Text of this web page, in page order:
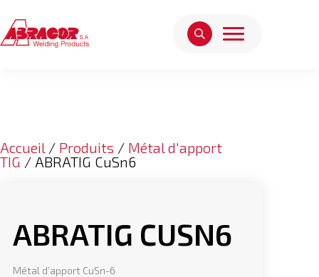
Accueil / Produits / Métal d'apport
TIG / ABRATIG CuSn6
ABRATIG CUSN6
Métal d’apport CuSn-6